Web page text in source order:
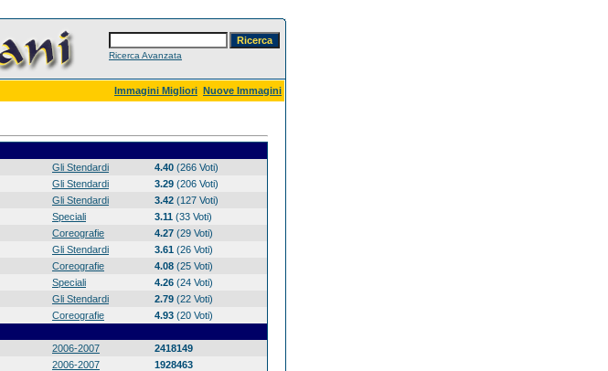
Ricerca Avanzata
Immagini Migliori Nuove Immagini
Gli Stendardi 4.40 (266 Voti)
Gli Stendardi 3.29 (206 Voti)
Gli Stendardi 3.42 (127 Voti)
Speciali 3.11 (33 Voti)
Coreografie 4.27 (29 Voti)
Gli Stendardi 3.61 (26 Voti)
Coreografie 4.08 (25 Voti)
Speciali 4.26 (24 Voti)
Gli Stendardi 2.79 (22 Voti)
Coreografie 4.93 (20 Voti)
2006-2007
2418149
2006-2007
1928463